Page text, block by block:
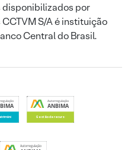
disponibilizados por
S/A é instituição
Central do Brasil.